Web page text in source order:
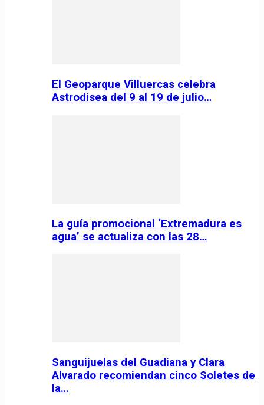
El Geoparque Villuercas celebra
Astrodisea del 9 al 19 de julio…
La guía promocional ‘Extremadura es
agua’ se actualiza con las 28…
Sanguijuelas del Guadiana y Clara
Alvarado recomiendan cinco Soletes de
la…